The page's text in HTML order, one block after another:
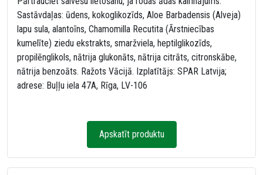
Sastāvdaļas: ūdens, kokoglikozīds, Aloe Barbadensis (Alveja)
lapu sula, alantoīns, Chamomilla Recutita (Ārstniecības
kumelīte) ziedu ekstrakts, smaržviela, heptilglikozīds,
propilēnglikols, nātrija glukonāts, nātrija citrāts, citronskābe,
nātrija benzoāts. Ražots Vācijā. Izplatītājs: SPAR Latvija;
adrese: Buļļu iela 47A, Rīga, LV-106
Apskatīt produktu